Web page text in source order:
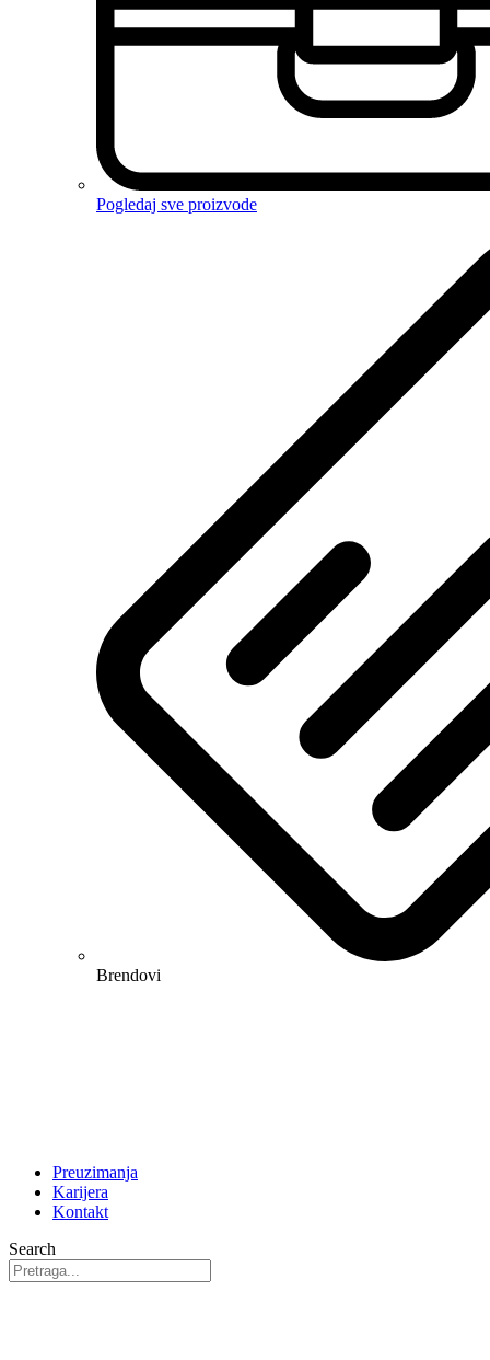
Pogledaj sve proizvode
Brendovi
Preuzimanja
Karijera
Kontakt
Search